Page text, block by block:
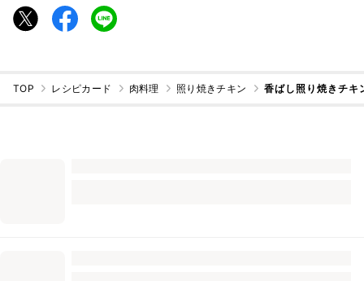
TOP レシピカード 肉料理 照り焼きチキン 香ばし照り焼きチキ